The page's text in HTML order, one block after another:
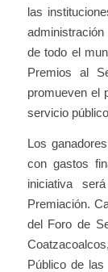
las
de todo el
Premios al
promueven el
servicio
Los
con gastos
iniciativa
Premiación.
del Foro de
Público de